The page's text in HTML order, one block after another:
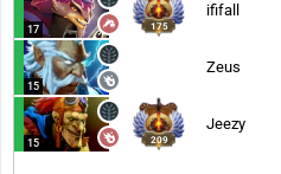
17 175
ififall
15
Zeus
15 209
Jeezy